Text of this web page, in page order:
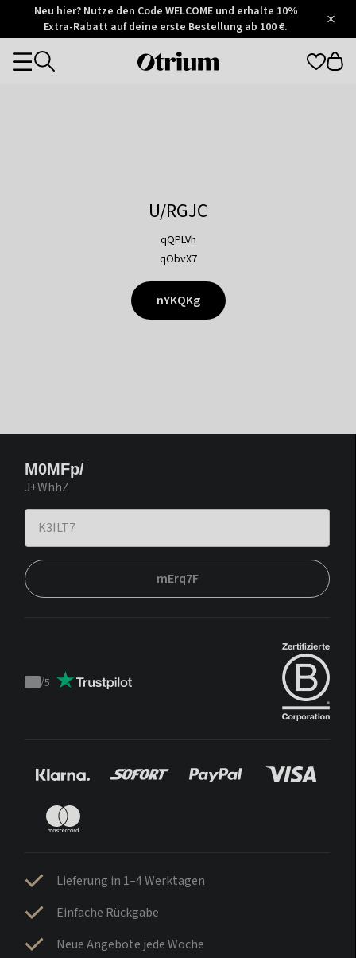
Otrium
Trustpilot
Neu hier? Nutze den Code WELCOME und erhalte 10%
Extra-Rabatt auf deine erste Bestellung ab 100 €.
Otrium
Categories
U/RGJC
qQPLVh
qObvX7
nYKQKg
M0MFp/
J+WhhZ
mErq7F
Trustpilot
/5
Lieferung in 1–4 Werktagen
Einfache Rückgabe
Neue Angebote jede Woche